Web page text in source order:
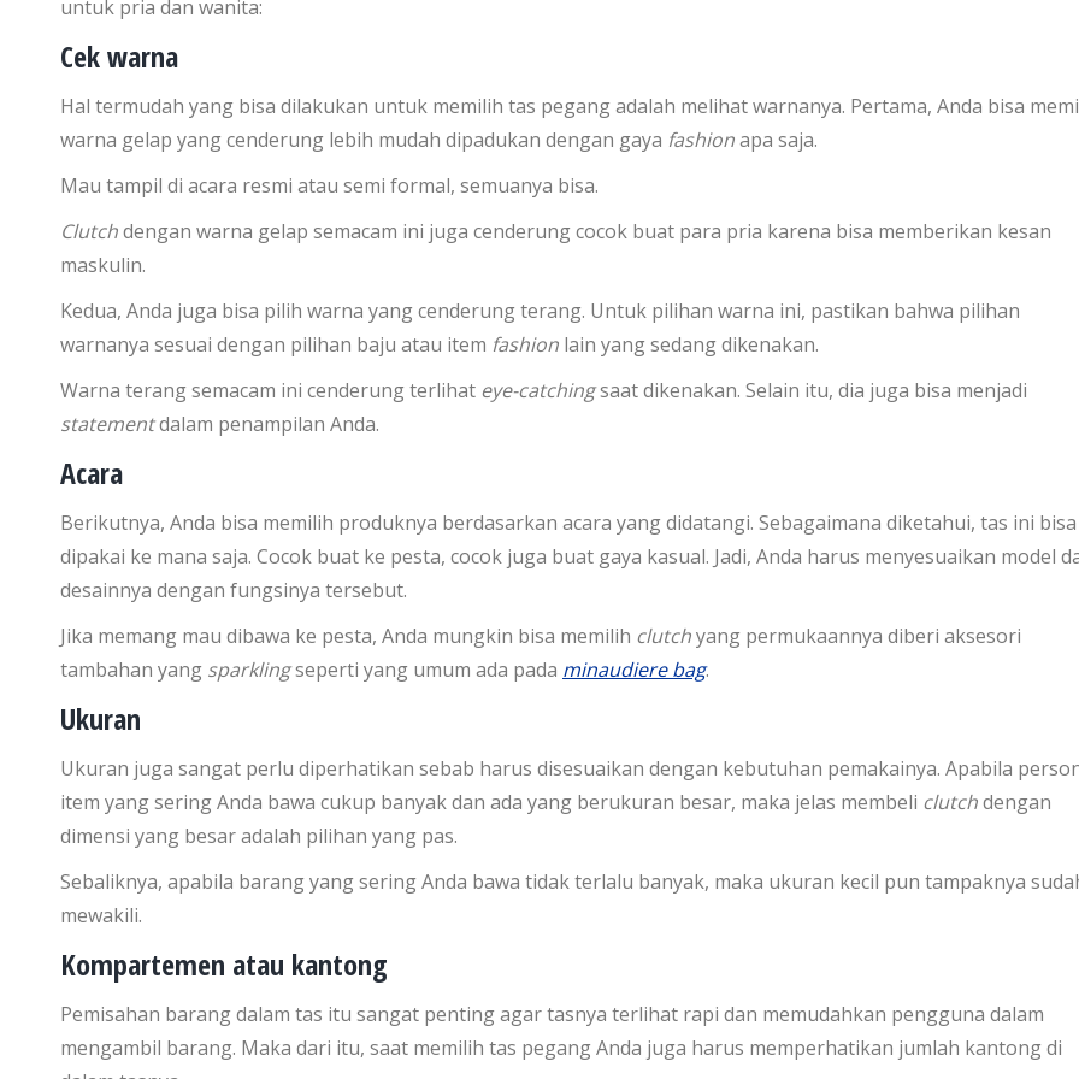
untuk pria dan wanita:
Cek warna
Hal termudah yang bisa dilakukan untuk memilih tas pegang adalah melihat warnanya. Pertama, Anda bisa
warna gelap yang cenderung lebih mudah dipadukan dengan gaya fashionapa saja.
Mau tampil di acara resmi atau semi formal, semuanya bisa.
Clutchdengan warna gelap semacam ini juga cenderung cocok buat para pria karena bisa memberikan kesan
maskulin.
Kedua, Anda juga bisa pilih warna yang cenderung terang. Untuk pilihan warna ini, pastikan bahwa pilihan
warnanya sesuai dengan pilihan baju atau item fashion lain yang sedang dikenakan.
Warna terang semacam ini cenderung terlihat eye-catchingsaat dikenakan. Selain itu, dia juga bisa menjadi
statementdalam penampilan Anda.
Acara
Berikutnya, Anda bisa memilih produknya berdasarkan acara yang didatangi. Sebagaimana diketahui, tas ini bisa
dipakai ke mana saja. Cocok buat ke pesta, cocok juga buat gaya kasual. Jadi, Anda harus menyesuaikan model
desainnya dengan fungsinya tersebut.
Jika memang mau dibawa ke pesta, Anda mungkin bisa memilih clutchyang permukaannya diberi aksesori
tambahan yang sparklingseperti yang umum ada pada minaudiere bag.
Ukuran
Ukuran juga sangat perlu diperhatikan sebab harus disesuaikan dengan kebutuhan pemakainya. Apabila
item yang sering Anda bawa cukup banyak dan ada yang berukuran besar, maka jelas membeli clutchdengan
dimensi yang besar adalah pilihan yang pas.
Sebaliknya, apabila barang yang sering Anda bawa tidak terlalu banyak, maka ukuran kecil pun tampaknya
mewakili.
Kompartemen atau kantong
Pemisahan barang dalam tas itu sangat penting agar tasnya terlihat rapi dan memudahkan pengguna dalam
mengambil barang. Maka dari itu, saat memilih tas pegang Anda juga harus memperhatikan jumlah kantong di